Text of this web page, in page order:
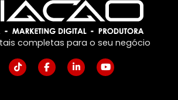
completas para o seu negócio